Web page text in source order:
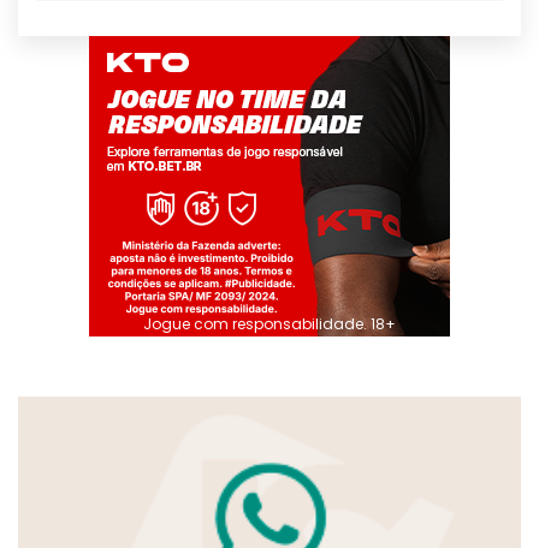
Jogue com responsabilidade. 18+